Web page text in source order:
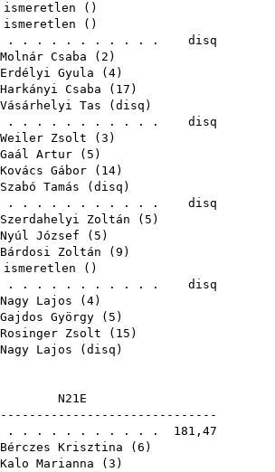
()
()
. . . . . . . . . . . disq
Molnár Csaba ( 2 )
Erdélyi Gyula ( 4)
Harkányi Csaba ( 17 )
Vásárhelyi Tas ( disq )
. . . . . . . . . . . disq
Weiler Zsolt ( 3 )
Gaál Artur ( 5 )
Kovács Gábor ( 14)
Szabó Tamás ( disq )
. . . . . . . . . . . disq
Szerdahelyi Zoltán ( 5 )
Nyúl József ( 5 )
Bárdosi Zoltán ( 9 )
()
. . . . . . . . . . . disq
Nagy Lajos ( 4)
Gajdos György ( 5 )
Rosinger Zsolt ( 15 )
Nagy Lajos ( disq )
N21E
. . . . . . . . . . . 181,47
Bérczes Krisztina ( 6 )
Kalo Marianna ( 3 )